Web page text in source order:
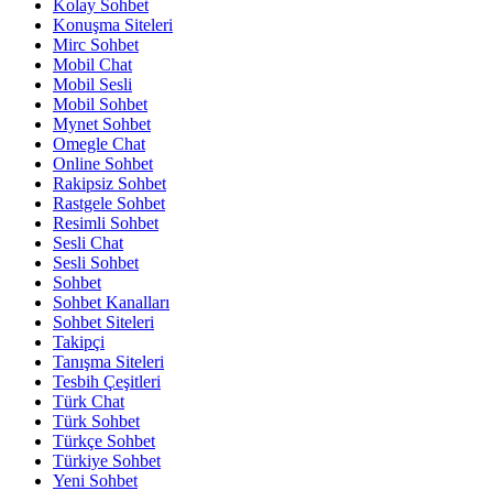
Kolay Sohbet
Konuşma Siteleri
Mirc Sohbet
Mobil Chat
Mobil Sesli
Mobil Sohbet
Mynet Sohbet
Omegle Chat
Online Sohbet
Rakipsiz Sohbet
Rastgele Sohbet
Resimli Sohbet
Sesli Chat
Sesli Sohbet
Sohbet
Sohbet Kanalları
Sohbet Siteleri
Takipçi
Tanışma Siteleri
Tesbih Çeşitleri
Türk Chat
Türk Sohbet
Türkçe Sohbet
Türkiye Sohbet
Yeni Sohbet